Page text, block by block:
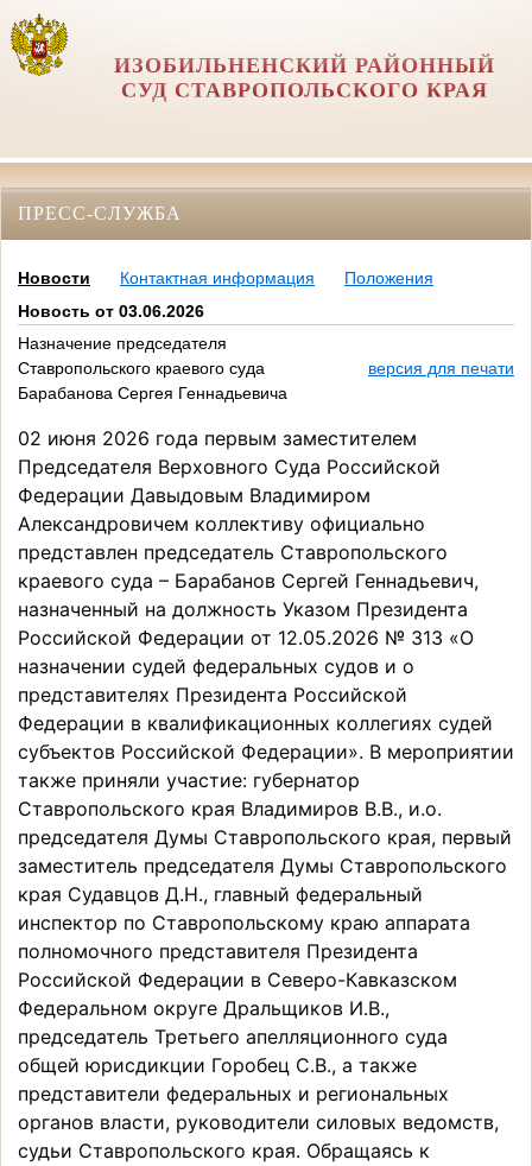
ИЗОБИЛЬНЕНСКИЙ РАЙОННЫЙ
СУД СТАВРОПОЛЬСКОГО КРАЯ
ПРЕСС-СЛУЖБА
Новости Контактная информация
Положения
Новость от 03.06.2026
Назначение председателя
Ставропольского краевого суда
Барабанова Сергея Геннадьевича
версия для печати
02 июня 2026 года первым заместителем
Председателя Верховного Суда Российской
Федерации Давыдовым Владимиром
Александровичем коллективу официально
представлен председатель Ставропольского
краевого суда – Барабанов Сергей Геннадьевич,
назначенный на должность Указом Президента
Российской Федерации от 12.05.2026 № 313 «О
назначении судей федеральных судов и о
представителях Президента Российской
Федерации в квалификационных коллегиях судей
субъектов Российской Федерации». В мероприятии
также приняли участие: губернатор
Ставропольского края Владимиров В.В., и.о.
председателя Думы Ставропольского края, первый
заместитель председателя Думы Ставропольского
края Судавцов Д.Н., главный федеральный
инспектор по Ставропольскому краю аппарата
полномочного представителя Президента
Российской Федерации в Северо-Кавказском
Федеральном округе Дральщиков И.В.,
председатель Третьего апелляционного суда
общей юрисдикции Горобец С.В., а также
представители федеральных и региональных
органов власти, руководители силовых ведомств,
судьи Ставропольского края. Обращаясь к